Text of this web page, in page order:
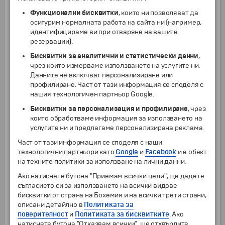
€
Посещение с местен екскурзовод на Унгарския национален музей -
около 1 час (цената включва входна такса, резервация и
туристи
от18 г. 25€
от2 г.до17 г. 20€
Екскурзия до Големия завой на Дунав с местен екскурзовод и
включена входна такса за Катедралата в Естергом, при минимум 15
обслужване на български език; без включени входни такси за
останалите обекти)
от12 г. 54€
от
Целодневна екскурзия до Егер с местен екскурзовод и включена
дегустация на вина, при минимум 15 туристи (цената включва:
език; пешеходна разходка в Егер; дегустация на 3 вида вина и
такси за други обекти в Егер - запащат се допълнително на място!
от2 г.до11 г.
Чекиран багаж до 10 кг (в двете посоки на турист) - цената
Функционални бисквитки, които ни позволяват да
осигурим нормалната работа на сайта ни (например,
идентифицираме ви при отваряне на вашите
резервации).
Бисквитки за аналитични и статистически данни,
чрез които измерваме използването на услугите ни.
Данните не включват персонализиране или
профилиране. Част от тази информация се споделя с
нашия технологичен партньор Google.
Бисквитки за персонализация и профилиране, чрез
които обработваме информация за използването на
услугите ни и предлагаме персонализирана реклама.
Част от тази информация се споделя с наши
технологични партньори като Google и Facebook и е обект
на техните политики за използване на лични данни.
Ако натиснете бутона "Приемам всички цели", ще дадете
съгласието си за използването на всички видове
бисквитки от страна на Бохемия и на всички трети страни,
описани детайлно в Политиката за
поверителности Политиката за бисквитките. Ако